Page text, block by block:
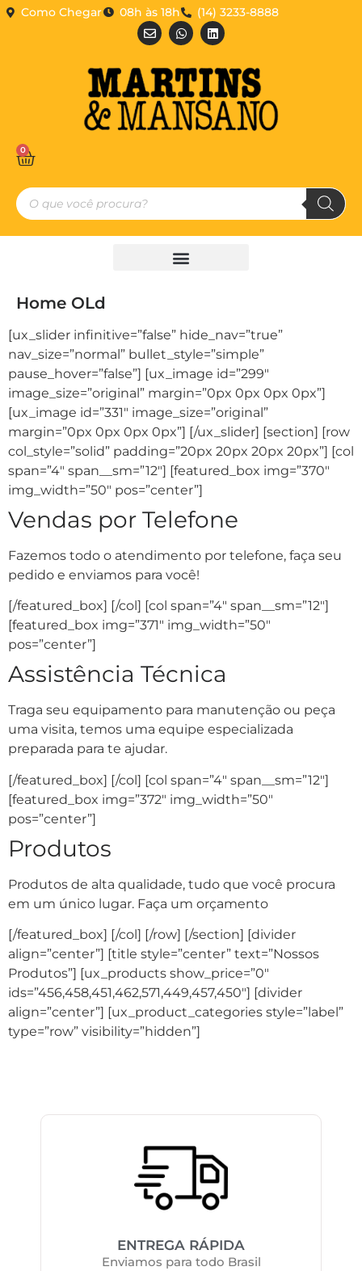
Como Chegar 08h às 18h (14) 3233-8888
0
Home OLd
[ux_slider infinitive=”false” hide_nav=”true”
nav_size=”normal” bullet_style=”simple”
pause_hover=”false”] [ux_image id=”299″
image_size=”original” margin=”0px 0px 0px 0px”]
[ux_image id=”331″ image_size=”original”
margin=”0px 0px 0px 0px”] [/ux_slider] [section] [row
col_style=”solid” padding=”20px 20px 20px 20px”] [col
span=”4″ span__sm=”12″] [featured_box img=”370″
img_width=”50″ pos=”center”]
Vendas por Telefone
Fazemos todo o atendimento por telefone, faça seu
pedido e enviamos para você!
[/featured_box] [/col] [col span=”4″ span__sm=”12″]
[featured_box img=”371″ img_width=”50″
pos=”center”]
Assistência Técnica
Traga seu equipamento para manutenção ou peça
uma visita, temos uma equipe especializada
preparada para te ajudar.
[/featured_box] [/col] [col span=”4″ span__sm=”12″]
[featured_box img=”372″ img_width=”50″
pos=”center”]
Produtos
Produtos de alta qualidade, tudo que você procura
em um único lugar. Faça um orçamento
[/featured_box] [/col] [/row] [/section] [divider
align=”center”] [title style=”center” text=”Nossos
Produtos”] [ux_products show_price=”0″
ids=”456,458,451,462,571,449,457,450″] [divider
align=”center”] [ux_product_categories style=”label”
type=”row” visibility=”hidden”]
ENTREGA RÁPIDA
Enviamos para todo Brasil